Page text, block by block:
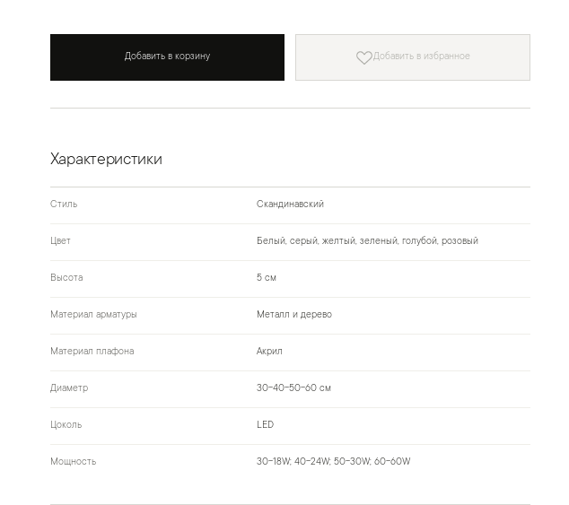
Добавить в корзину Добавить в избранное
Характеристики
Стиль Скандинавский
Цвет Белый, серый, желтый, зеленый, голубой, розовый
Высота 5 см
Материал арматуры Металл и дерево
Материал плафона Акрил
Диаметр 30-40-50-60 см
Цоколь LED
Мощность 30-18W; 40-24W; 50-30W; 60-60W